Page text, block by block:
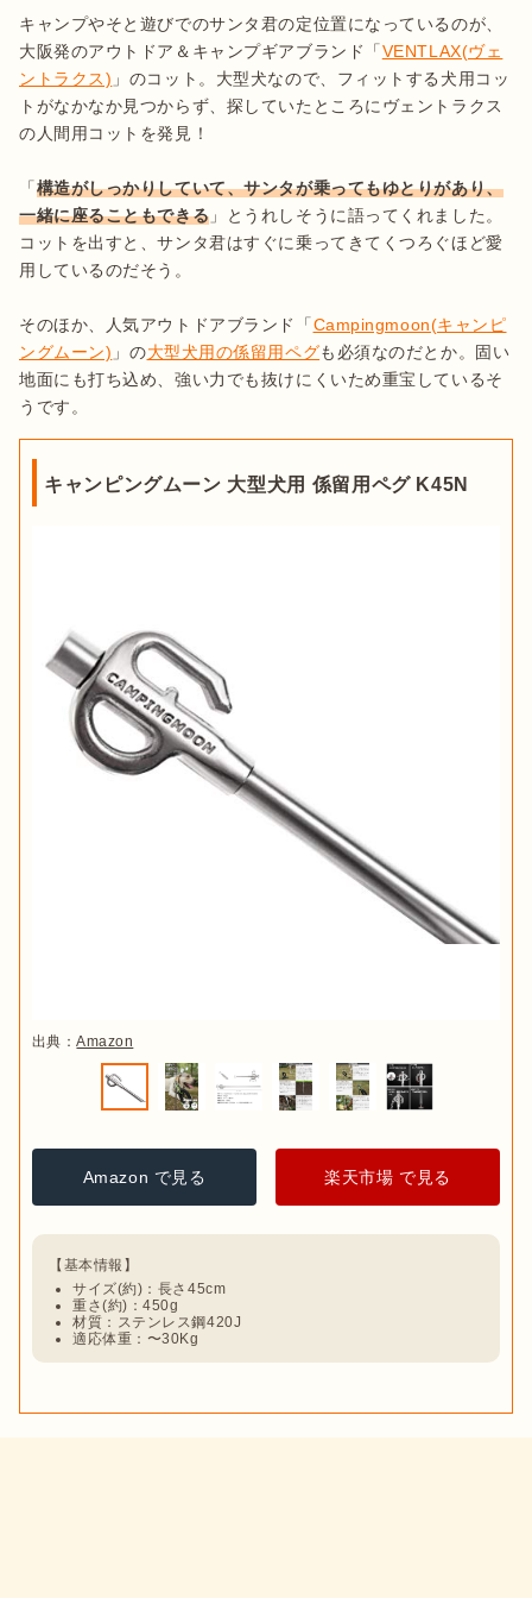
キャンプやそと遊びでのサンタ君の定位置になっているのが、
大阪発のアウトドア＆キャンプギアブランド「VENTLAX(ヴェ
ントラクス) 」のコット。大型犬なので、フィットする犬用コッ
トがなかなか見つからず、探していたところにヴェントラクス
の人間用コットを発見！
「構造がしっかりしていて、サンタが乗ってもゆとりがあり、
一緒に座ることもできる 」とうれしそうに語ってくれました。
コットを出すと、サンタ君はすぐに乗ってきてくつろぐほど愛
用しているのだそう。
そのほか、人気アウトドアブランド「Campingmoon(キャンピ
ングムーン) 」の大型犬用の係留用ペグも必須なのだとか。固い
地面にも打ち込め、強い力でも抜けにくいため重宝しているそ
うです。
キャンピングムーン 大型犬用 係留用ペグ K45N
出典：Amazon
Amazon で見る 楽天市場 で見る
サイズ(約)：長さ45cm
重さ(約)：450g
材質：ステンレス鋼420J
適応体重：〜30Kg